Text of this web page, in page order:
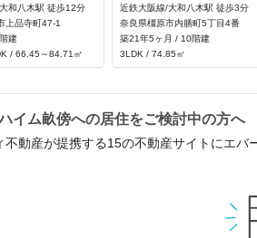
和八木駅 徒歩12分
上品寺町47‐1
建
/ 66.45～84.71㎡
近鉄大阪線/大和八木駅 徒歩3分
奈良県橿原市内膳町5丁目4番
築21年5ヶ月 / 10階建
3LDK / 74.85㎡
イム畝傍への居住をご検討中の方へ
不動産が提携する15の不動産サイトにエ